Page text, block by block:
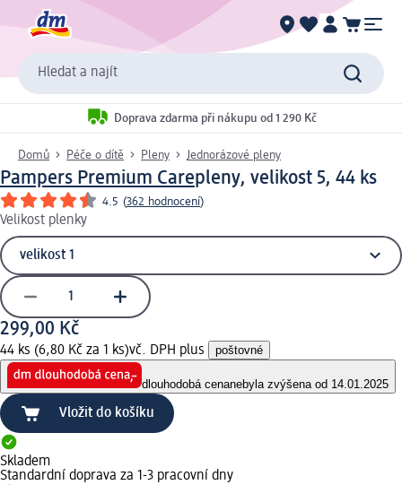
Hledat a najít
Doprava zdarma při nákupu od 1 290 Kč
Domů Péče o dítě Pleny Jednorázové pleny
Pampers Premium Carepleny, velikost 5, 44 ks
4.5 (362 hodnocení)
Velikost plenky
299,00 Kč
44 ks (6,80 Kč za 1 ks)vč. DPH plus poštovné
dlouhodobá cenanebyla zvýšena od 14.01.2025
Vložit do košíku
Skladem
Standardní doprava za 1-3 pracovní dny